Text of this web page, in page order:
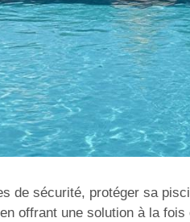
sécurité, protéger sa
offrant une solution à la